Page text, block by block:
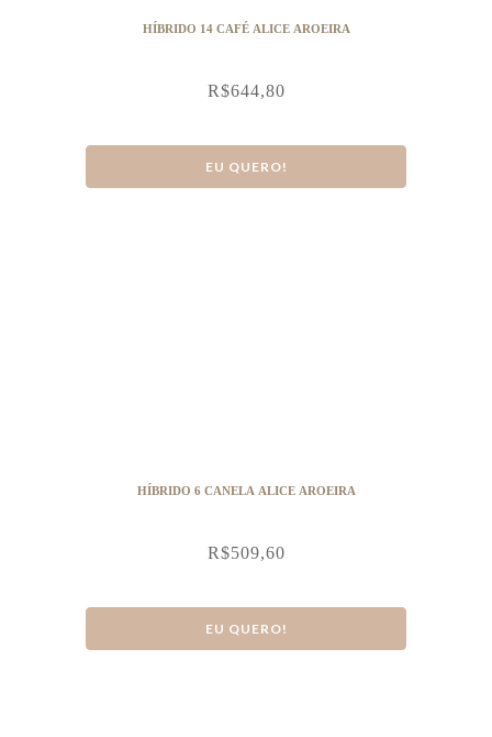
HÍBRIDO 14 CAFÉ ALICE AROEIRA
R$644,80
EU QUERO!
HÍBRIDO 6 CANELA ALICE AROEIRA
R$509,60
EU QUERO!